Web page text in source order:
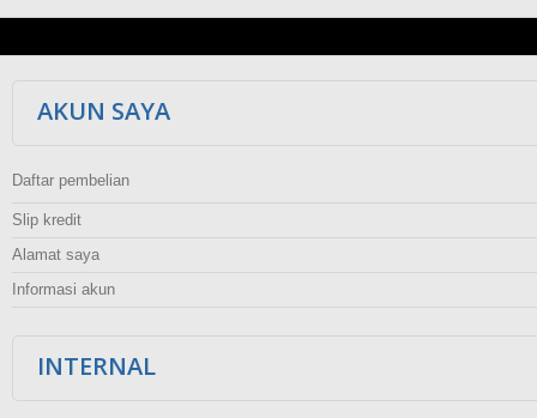
AKUN SAYA
Daftar pembelian
Slip kredit
Alamat saya
Informasi akun
INTERNAL